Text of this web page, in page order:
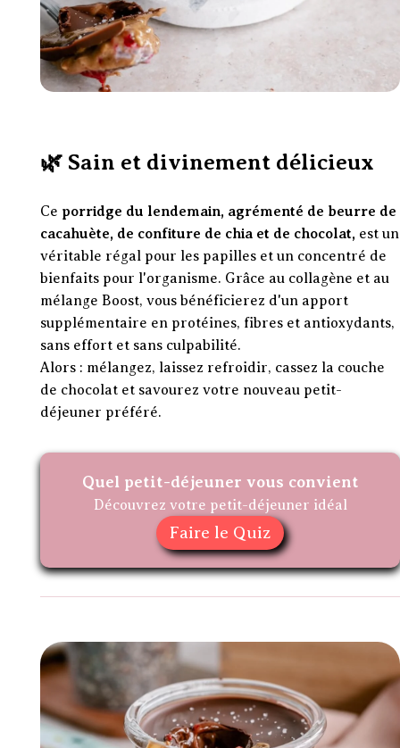
🌿 Sain et divinement délicieux
Ce porridge du lendemain, agrémenté de beurre de
cacahuète, de confiture de chia et de chocolat, est un
véritable régal pour les papilles et un concentré de
bienfaits pour l'organisme. Grâce au collagène et au
mélange Boost, vous bénéficierez d'un apport
supplémentaire en protéines, fibres et antioxydants,
sans effort et sans culpabilité.
Alors : mélangez, laissez refroidir, cassez la couche
de chocolat et savourez votre nouveau petit-
déjeuner préféré.
Quel petit-déjeuner vous convient
Découvrez votre petit-déjeuner idéal
Faire le Quiz